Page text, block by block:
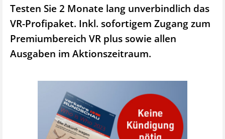
Testen Sie 2 Monate lang unverbindlich das
VR-Profipaket. Inkl. sofortigem Zugang zum
Premiumbereich VR plus sowie allen
Ausgaben im Aktionszeitraum.